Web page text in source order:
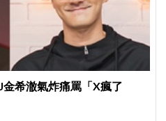
希澈氣炸痛罵「X瘋了